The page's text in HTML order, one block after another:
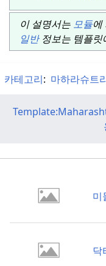
이 설명서는 모듈에
일반정보는 템플릿
카테고리: 마하라슈트
미
닥